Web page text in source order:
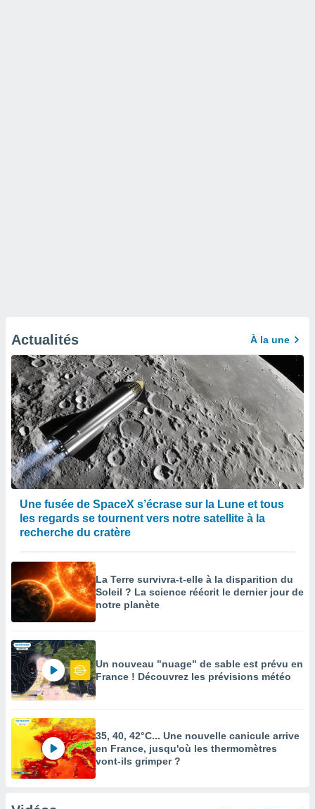
Actualités À la une
Une fusée de SpaceX s’écrase sur la Lune et tous
les regards se tournent vers notre satellite à la
recherche du cratère
La Terre survivra-t-elle à la disparition du
Soleil ? La science réécrit le dernier jour de
notre planète
Un nouveau "nuage" de sable est prévu en
France ! Découvrez les prévisions météo
35, 40, 42°C... Une nouvelle canicule arrive
en France, jusqu'où les thermomètres
vont-ils grimper ?